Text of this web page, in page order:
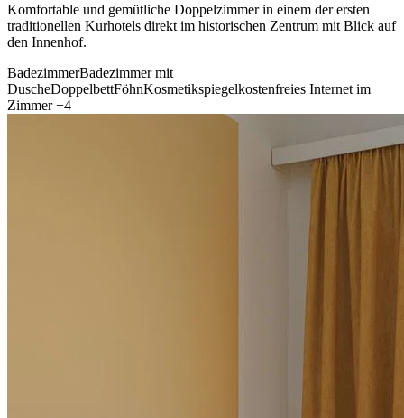
Komfortable und gemütliche Doppelzimmer in einem der ersten
traditionellen Kurhotels direkt im historischen Zentrum mit Blick auf
den Innenhof.
BadezimmerBadezimmer mit
DuscheDoppelbettFöhnKosmetikspiegelkostenfreies Internet im
Zimmer +4